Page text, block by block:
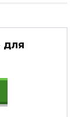
для